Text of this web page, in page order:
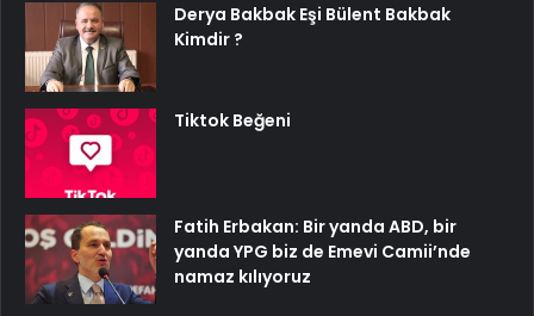
Derya Bakbak Eşi Bülent Bakbak
Kimdir ?
Tiktok Beğeni
Fatih Erbakan: Bir yanda ABD, bir
yanda YPG biz de Emevi Camii’nde
namaz kılıyoruz